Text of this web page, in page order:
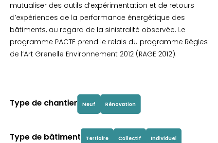
mutualiser des outils d’expérimentation et de retours
d’expériences de la performance énergétique des
bâtiments, au regard de la sinistralité observée. Le
programme PACTE prend le relais du programme Règles
de l’Art Grenelle Environnement 2012 (RAGE 2012).
Type de chantier Neuf Rénovation
Type de bâtiment Tertiaire Collectif Individuel